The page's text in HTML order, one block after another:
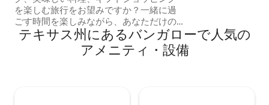
を楽しむ旅行をお望みですか？一緒に過
ごす時間を楽しみながら、あなただけの
空間でくつろぎたいですか？ Around the
Bend BungalowとAirstream Alfresco
は、数多くのレストランやユニークなお
ル フロスト・バ
マン・コリジウム
テキサス州にあるバンガローで人気の
アメニティ・設備